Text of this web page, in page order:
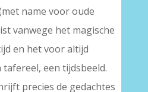
name voor oude
vanwege het magische
en het voor altijd
een tijdsbeeld.
precies de gedachtes